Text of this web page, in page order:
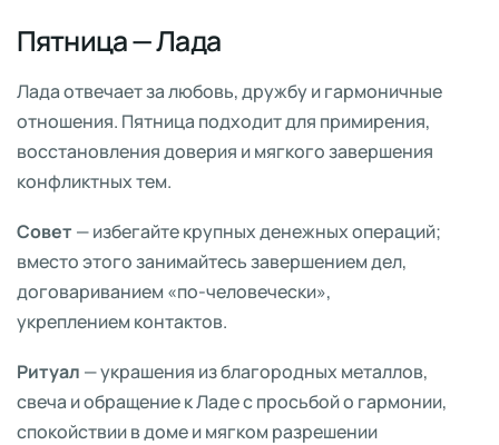
Пятница — Лада
Лада отвечает за любовь, дружбу и гармоничные
отношения. Пятница подходит для примирения,
восстановления доверия и мягкого завершения
конфликтных тем.
Совет — избегайте крупных денежных операций;
вместо этого занимайтесь завершением дел,
договариванием «по-человечески»,
укреплением контактов.
Ритуал — украшения из благородных металлов,
свеча и обращение к Ладе с просьбой о гармонии,
спокойствии в доме и мягком разрешении